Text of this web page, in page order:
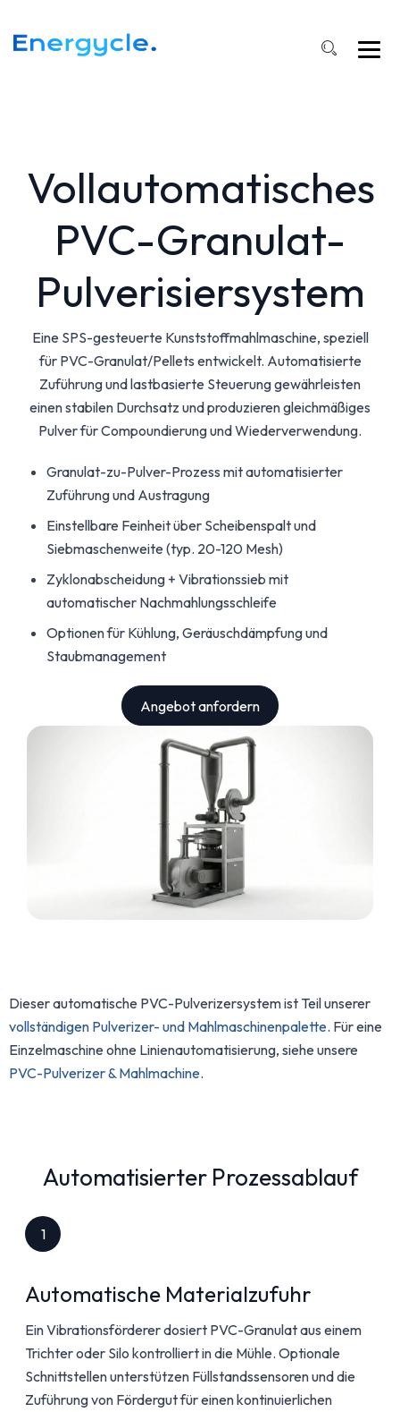
Vollautomatisches
PVC-Granulat-
Pulverisiersystem
Eine SPS-gesteuerte Kunststoffmahlmaschine, speziell
für PVC-Granulat/Pellets entwickelt. Automatisierte
Zuführung und lastbasierte Steuerung gewährleisten
einen stabilen Durchsatz und produzieren gleichmäßiges
Pulver für Compoundierung und Wiederverwendung.
Granulat-zu-Pulver-Prozess mit automatisierter
Zuführung und Austragung
Einstellbare Feinheit über Scheibenspalt und
Siebmaschenweite (typ. 20-120 Mesh)
Zyklonabscheidung + Vibrationssieb mit
automatischer Nachmahlungsschleife
Optionen für Kühlung, Geräuschdämpfung und
Staubmanagement
Angebot anfordern
Dieser automatische PVC-Pulverizersystem ist Teil unserer
vollständigen Pulverizer- und Mahlmaschinenpalette. Für eine
Einzelmaschine ohne Linienautomatisierung, siehe unsere
PVC-Pulverizer & Mahlmachine.
Automatisierter Prozessablauf
1
Automatische Materialzufuhr
Ein Vibrationsförderer dosiert PVC-Granulat aus einem
Trichter oder Silo kontrolliert in die Mühle. Optionale
Schnittstellen unterstützen Füllstandssensoren und die
Zuführung von Fördergut für einen kontinuierlichen